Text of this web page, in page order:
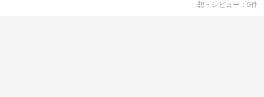
想・レビュー
9件